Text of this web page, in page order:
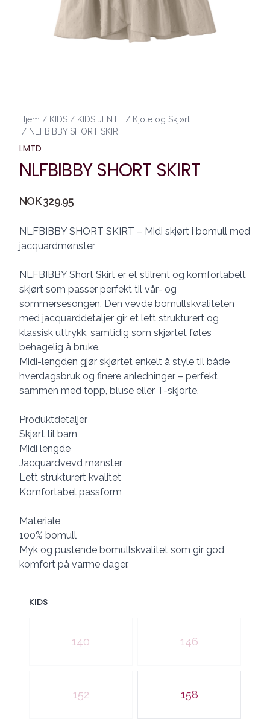
Hjem / KIDS / KIDS JENTE / Kjole og Skjørt
/ NLFBIBBY SHORT SKIRT
LMTD
NLFBIBBY SHORT SKIRT
Produktdetaljer
NOK 329.95
Description
NLFBIBBY SHORT SKIRT – Midi skjørt i bomull med
jacquardmønster
NLFBIBBY Short Skirt er et stilrent og komfortabelt
skjørt som passer perfekt til vår- og
sommersesongen. Den vevde bomullskvaliteten
med jacquarddetaljer gir et lett strukturert og
klassisk uttrykk, samtidig som skjørtet føles
behagelig å bruke.
Midi-lengden gjør skjørtet enkelt å style til både
hverdagsbruk og finere anledninger – perfekt
sammen med topp, bluse eller T-skjorte.
Produktdetaljer
Skjørt til barn
Midi lengde
Jacquardvevd mønster
Lett strukturert kvalitet
Komfortabel passform
Materiale
100% bomull
Myk og pustende bomullskvalitet som gir god
komfort på varme dager.
KIDS
140 146
152 158